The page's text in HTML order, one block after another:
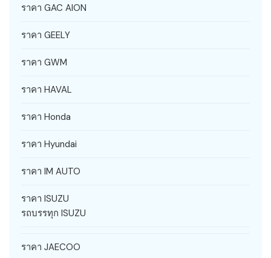
ราคา GAC AION
ราคา GEELY
ราคา GWM
ราคา HAVAL
ราคา Honda
ราคา Hyundai
ราคา IM AUTO
ราคา ISUZU
รถบรรทุก ISUZU
ราคา JAECOO